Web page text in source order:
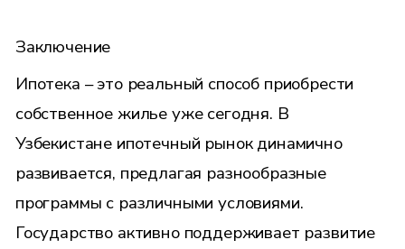
Заключение
Ипотека – это реальный способ приобрести
собственное жилье уже сегодня. В
Узбекистане ипотечный рынок динамично
развивается, предлагая разнообразные
программы с различными условиями.
Государство активно поддерживает развитие